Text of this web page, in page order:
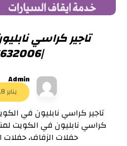
تاجير كراسي
|56632006|
Admin
يناير 8, 2024
تاجير كراسي نابليون في
كراسي نابليون في الكويت
حفلات الزفاف، حفلات